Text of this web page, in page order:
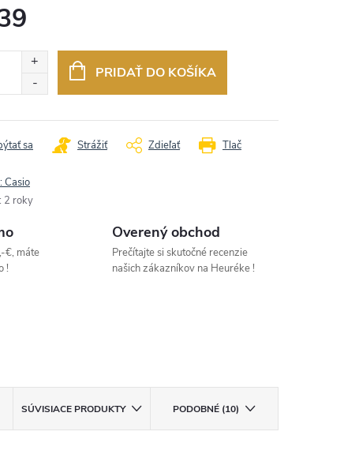
PRIDAŤ DO KOŠÍKA
Tlač
sa Strážiť Zdieľať
Casio
: 2 roky
€, máte
!
Overený obchod
Prečítajte si skutočné recenzie
našich zákazníkov na Heuréke !
SÚVISIACE PRODUKTY PODOBNÉ (10)